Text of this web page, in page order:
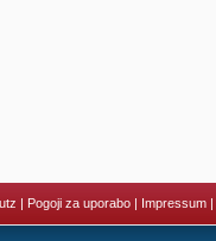
| Pogoji za uporabo| Impressum|